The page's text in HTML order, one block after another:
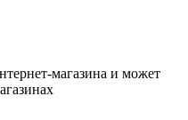
магазина и может